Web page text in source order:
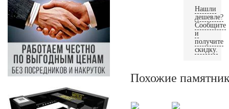
Нашли
дешевле?
Сообщите
и
получите
скидку.
Похожие